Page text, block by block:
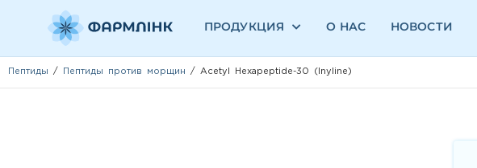
ПРОДУКЦИЯ О НАС НОВОСТИ
Пептиды / Пептиды против морщин / Acetyl Hexapeptide-30 (Inyline)